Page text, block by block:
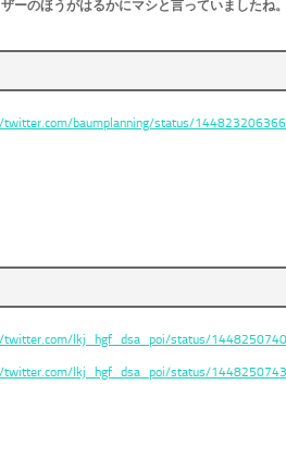
ーのほうがはるかにマシと言っていましたね。
twitter.com/baumplanning/status/
twitter.com/lkj_hgf_dsa_poi/status/
twitter.com/lkj_hgf_dsa_poi/status/